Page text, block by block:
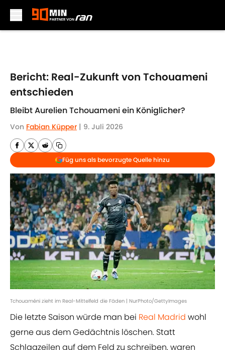
Bericht: Real-Zukunft von Tchouameni
entschieden
Bleibt Aurelien Tchouameni ein Königlicher?
Von Fabian Küpper | 9. Juli 2026
Füg uns als bevorzugte Quelle hinzu
Tchouaméni zieht im Real-Mittelfeld die Fäden | NurPhoto/GettyImages
Die letzte Saison würde man bei Real Madrid wohl
gerne aus dem Gedächtnis löschen. Statt
Schlagzeilen auf dem Feld zu schreiben, waren